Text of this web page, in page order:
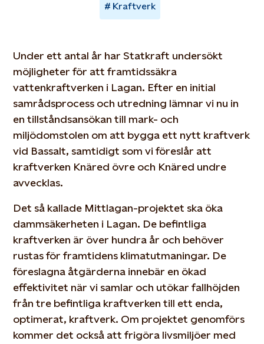
Kraftverk
Under ett antal år har Statkraft undersökt
möjligheter för att framtidssäkra
vattenkraftverken i Lagan. Efter en initial
samrådsprocess och utredning lämnar vi nu in
en tillståndsansökan till mark- och
miljödomstolen om att bygga ett nytt kraftverk
vid Bassalt, samtidigt som vi föreslår att
kraftverken Knäred övre och Knäred undre
avvecklas.
Det så kallade Mittlagan-projektet ska öka
dammsäkerheten i Lagan. De befintliga
kraftverken är över hundra år och behöver
rustas för framtidens klimatutmaningar. De
föreslagna åtgärderna innebär en ökad
effektivitet när vi samlar och utökar fallhöjden
från tre befintliga kraftverken till ett enda,
optimerat, kraftverk. Om projektet genomförs
kommer det också att frigöra livsmiljöer med